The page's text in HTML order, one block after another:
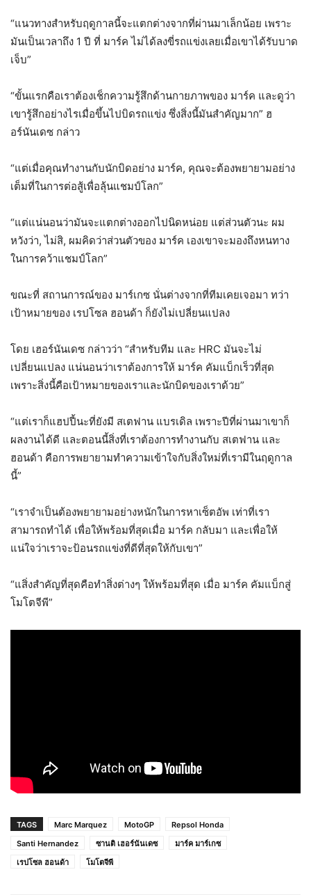
“แนวทางสำหรับฤดูกาลนี้จะแตกต่างจากที่ผ่านมาเล็กน้อย เพราะ
มันเป็นเวลาถึง 1 ปี ที่ มาร์ค ไม่ได้ลงขี่รถแข่งเลยเมื่อเขาได้รับบาด
เจ็บ”
“ขั้นแรกคือเราต้องเช็กความรู้สึกด้านกายภาพของ มาร์ค และดูว่า
เขารู้สึกอย่างไรเมื่อขึ้นไปบิดรถแข่ง ซึ่งสิ่งนี้มันสำคัญมาก” ฮ
อร์นันเดซ กล่าว
“แต่เมื่อคุณทำงานกับนักบิดอย่าง มาร์ค, คุณจะต้องพยายามอย่าง
เต็มที่ในการต่อสู้เพื่อลุ้นแชมป์โลก”
“แต่แน่นอนว่ามันจะแตกต่างออกไปนิดหน่อย แต่ส่วนตัวนะ ผม
หวังว่า, ไม่สิ, ผมคิดว่าส่วนตัวของ มาร์ค เองเขาจะมองถึงหนทาง
ในการคว้าแชมป์โลก”
ขณะที่ สถานการณ์ของ มาร์เกซ นั่นต่างจากที่ทีมเคยเจอมา ทว่า
เป้าหมายของ เรปโซล ฮอนด้า ก็ยังไม่เปลี่ยนแปลง
โดย เฮอร์นันเดซ กล่าวว่า “สำหรับทีม และ HRC มันจะไม่
เปลี่ยนแปลง แน่นอนว่าเราต้องการให้ มาร์ค คัมแบ็กเร็วที่สุด
เพราะสิ่งนี้คือเป้าหมายของเราและนักบิดของเราด้วย”
“แต่เราก็แฮปปี้นะที่ยังมี สเตฟาน แบรเดิล เพราะปีที่ผ่านมาเขาก็
ผลงานได้ดี และตอนนี้สิ่งที่เราต้องการทำงานกับ สเตฟาน และ
ฮอนด้า คือการพยายามทำความเข้าใจกับสิ่งใหม่ที่เรามีในฤดูกาล
นี้”
“เราจำเป็นต้องพยายามอย่างหนักในการหาเซ็ตอัพ เท่าที่เรา
สามารถทำได้ เพื่อให้พร้อมที่สุดเมื่อ มาร์ค กลับมา และเพื่อให้
แน่ใจว่าเราจะป้อนรถแข่งที่ดีที่สุดให้กับเขา”
“แสิ่งสำคัญที่สุดคือทำสิ่งต่างๆ ให้พร้อมที่สุด เมื่อ มาร์ค คัมแบ็กสู่
โมโตจีพี”
TAGS Marc Marquez MotoGP
Repsol Honda
Santi Hernandez
ซานติ เฮอร์นันเดซ
มาร์ค มาร์เกซ
เรปโซล ฮอนด้า
โมโตจีพี